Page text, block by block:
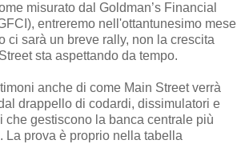
misurato dal Goldman’s Financial
entreremo nell'ottantunesimo mese
ci sarà un breve rally, non la crescita
sta aspettando da tempo.
anche di come Main Street verrà
drappello di codardi, dissimulatori e
che gestiscono la banca centrale più
La prova è proprio nella tabella